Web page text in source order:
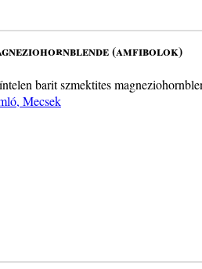
(amfibolok)
barit szmektites
Mecsek